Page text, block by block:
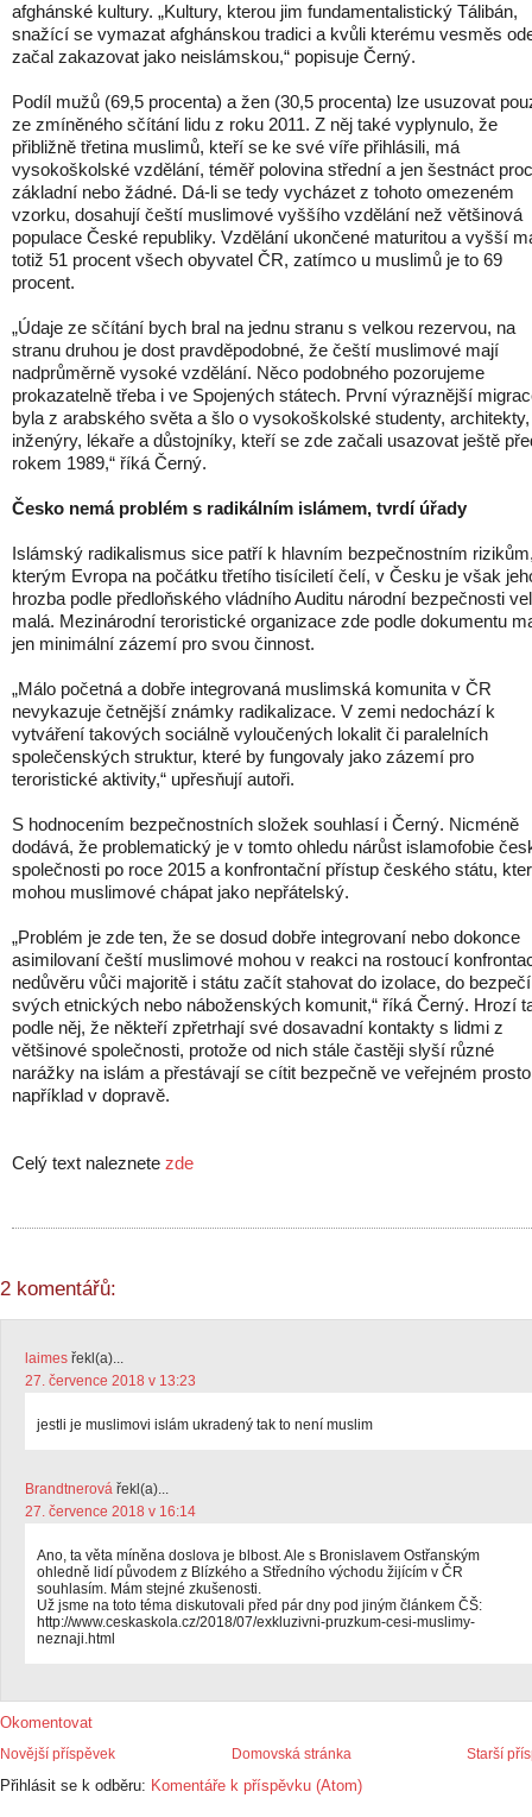
afghánské kultury. „Kultury, kterou jim fundamentalistický Tálibán,
snažící se vymazat afghánskou tradici a kvůli kterému vesměs
začal zakazovat jako neislámskou,“ popisuje Černý.
Podíl mužů (69,5 procenta) a žen (30,5 procenta) lze usuzovat
ze zmíněného sčítání lidu z roku 2011. Z něj také vyplynulo, že
přibližně třetina muslimů, kteří se ke své víře přihlásili, má
vysokoškolské vzdělání, téměř polovina střední a jen šestnáct
základní nebo žádné. Dá-li se tedy vycházet z tohoto omezeném
vzorku, dosahují čeští muslimové vyššího vzdělání než většinová
populace České republiky. Vzdělání ukončené maturitou a vyšší
totiž 51 procent všech obyvatel ČR, zatímco u muslimů je to 69
procent.
„Údaje ze sčítání bych bral na jednu stranu s velkou rezervou, na
stranu druhou je dost pravděpodobné, že čeští muslimové mají
nadprůměrně vysoké vzdělání. Něco podobného pozorujeme
prokazatelně třeba i ve Spojených státech. První výraznější
byla z arabského světa a šlo o vysokoškolské studenty, architekty,
inženýry, lékaře a důstojníky, kteří se zde začali usazovat ještě
rokem 1989,“ říká Černý.
Česko nemá problém s radikálním islámem, tvrdí úřady
Islámský radikalismus sice patří k hlavním bezpečnostním
kterým Evropa na počátku třetího tisíciletí čelí, v Česku je však
hrozba podle předloňského vládního Auditu národní bezpečnosti
malá. Mezinárodní teroristické organizace zde podle dokumentu
jen minimální zázemí pro svou činnost.
„Málo početná a dobře integrovaná muslimská komunita v ČR
nevykazuje četnější známky radikalizace. V zemi nedochází k
vytváření takových sociálně vyloučených lokalit či paralelních
společenských struktur, které by fungovaly jako zázemí pro
teroristické aktivity,“ upřesňují autoři.
S hodnocením bezpečnostních složek souhlasí i Černý. Nicméně
dodává, že problematický je v tomto ohledu nárůst islamofobie
společnosti po roce 2015 a konfrontační přístup českého státu,
mohou muslimové chápat jako nepřátelský.
„Problém je zde ten, že se dosud dobře integrovaní nebo dokonce
asimilovaní čeští muslimové mohou v reakci na rostoucí
nedůvěru vůči majoritě i státu začít stahovat do izolace, do bezpečí
svých etnických nebo náboženských komunit,“ říká Černý. Hrozí
podle něj, že někteří zpřetrhají své dosavadní kontakty s lidmi z
většinové společnosti, protože od nich stále častěji slyší různé
narážky na islám a přestávají se cítit bezpečně ve veřejném
například v dopravě.
Celý text naleznete zde
2 komentářů:
laimes řekl(a)...
27. července 2018 v 13:23
jestli je muslimovi islám ukradený tak to není muslim
Brandtnerová řekl(a)...
27. července 2018 v 16:14
Ano, ta věta míněna doslova je blbost. Ale s Bronislavem Ostřanským
ohledně lidí původem z Blízkého a Středního východu žijícím v ČR
souhlasím. Mám stejné zkušenosti.
Už jsme na toto téma diskutovali před pár dny pod jiným článkem ČŠ:
http://www.ceskaskola.cz/2018/07/exkluzivni-pruzkum-cesi-muslimy-
neznaji.html
Okomentovat
Novější příspěvek Starší
Domovská stránka
Přihlásit se k odběru: Komentáře k příspěvku (Atom)